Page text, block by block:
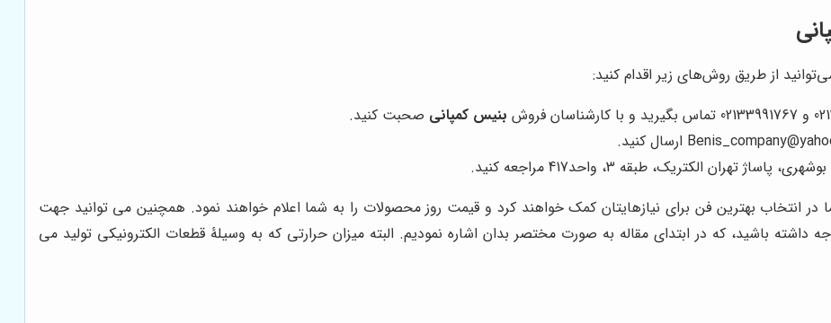
از طریق روش‌های زیر اقدام کنید:
بنیس کمپانی صحبت کنید.
تهران الکتریک، طبقه 3، واحد417 مراجعه کنید.
در انتخاب بهترین فن برای نیازهایتان کمک خواهند کرد و قیمت روز محصولات را به شما اعلام خواهند نمود. همچنین می توانید جهت
داشته باشید، که در ابتدای مقاله به صورت مختصر بدان اشاره نمودیم. البته میزان حرارتی که به وسیلۀ قطعات الکترونیکی تولید می